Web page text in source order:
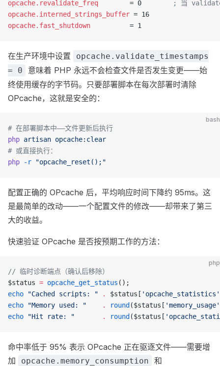
opcache.revalidate_freq
        = 0
; 当
opcache.interned_strings_buffer = 16
opcache.fast_shutdown
          = 1
在生产环境中设置
opcache.validate_timestamps
= 0
意味着 PHP 永远不会检查文件是否发生变更——始
终使用缓存的字节码。只要部署脚本在每次部署时清除
OPcache，这就是安全的：
bash
# 在部署脚本中——文件更新后执行
php artisan opcache:clear
# 或直接执行：
php -r "opcache_reset();"
配置正确的 OPcache 后，平均响应时间下降约 95ms。这
是最简单的改动——一个配置文件的修改——却带来了第三
大的收益。
快速验证 OPcache 是否按预期工作的方法：
php
// 临时诊断端点（确认后移除）
$status = opcache_get_status ();
echo "Cached scripts: " . $status[ 'opcache_statistics'
echo "Memory used: "
    .
round ($status[ 'memory_usage'
echo "Hit rate: "
       .
round ($status[
命中率低于 95% 表示 OPcache 正在驱逐文件——需要增
加
opcache.memory_consumption 和